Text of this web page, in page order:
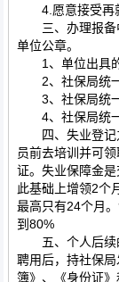
4.愿意接受再
三、办理报备
单位公章。
1、单位出具的
2、社保局统一
3、社保局统一
4、社保局统一
四、失业登记
员前去培训并可
证。失业保障金
此基础上增领2个
最高只有24个月
到80%
五、个人后续
聘用后，持社保
簿》、《身份证